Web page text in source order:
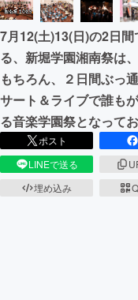
ビジネス・
まちづくり
CAMPFIRE for
CAMPFIREふ
7月12(土)13(日)の2日
る、新堀学園湘南祭は
もちろん、２日間ぶっ
サート＆ライブで誰も
る音楽学園祭となってお
ポスト
LINEで送る
埋め込み